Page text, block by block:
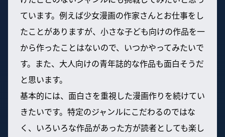
ています。例えば少女漫画の作家さんとお仕事をし
たことがありますが、小さな子ども向けの作品を一
から作ったことはないので、いつかやってみたいで
す。また、大人向けの青年誌的な作品も面白そうだ
と思います。
基本的には、面白さを重視した漫画作りを続けてい
きたいです。特定のジャンルにこだわるのではな
く、いろいろな作品があった方が読者としても楽し